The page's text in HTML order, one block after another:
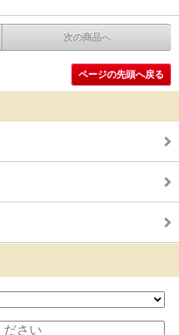
次の商品へ
ページの先頭へ戻る